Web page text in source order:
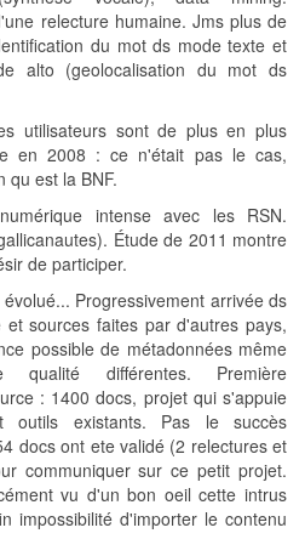
relecture humaine. Jms plus de
du mot ds mode texte et
alto (geolocalisation du mot ds
utilisateurs sont de plus en plus
en 2008 : ce n'était pas le cas,
qu est la BNF.
intense avec les RSN.
Étude de 2011 montre
de participer.
Progressivement arrivée ds
sources faites par d'autres pays,
possible de métadonnées même
différentes. Première
: 1400 docs, projet qui s'appuie
outils existants. Pas le succès
docs ont ete validé (2 relectures et
communiquer sur ce petit projet.
vu d'un bon oeil cette intrus
impossibilité d'importer le contenu